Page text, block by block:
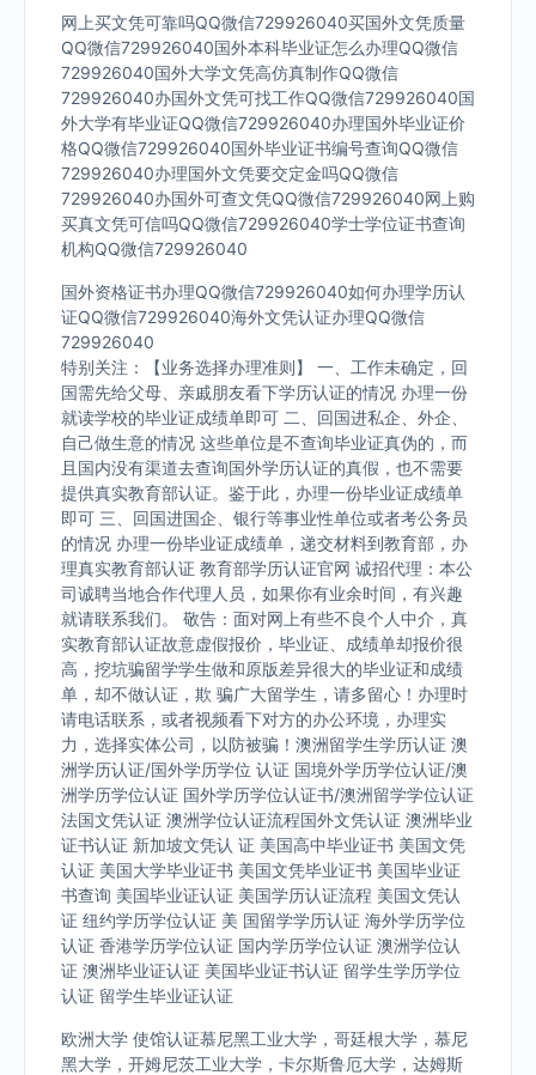
网上买文凭可靠吗QQ微信729926040买国外文凭质量
QQ微信729926040国外本科毕业证怎么办理QQ微信
729926040国外大学文凭高仿真制作QQ微信
729926040办国外文凭可找工作QQ微信729926040国
外大学有毕业证QQ微信729926040办理国外毕业证价
格QQ微信729926040国外毕业证书编号查询QQ微信
729926040办理国外文凭要交定金吗QQ微信
729926040办国外可查文凭QQ微信729926040网上购
买真文凭可信吗QQ微信729926040学士学位证书查询
机构QQ微信729926040
国外资格证书办理QQ微信729926040如何办理学历认
证QQ微信729926040海外文凭认证办理QQ微信
729926040
特别关注：【业务选择办理准则】 一、工作未确定，回
国需先给父母、亲戚朋友看下学历认证的情况 办理一份
就读学校的毕业证成绩单即可 二、回国进私企、外企、
自己做生意的情况 这些单位是不查询毕业证真伪的，而
且国内没有渠道去查询国外学历认证的真假，也不需要
提供真实教育部认证。鉴于此，办理一份毕业证成绩单
即可 三、回国进国企、银行等事业性单位或者考公务员
的情况 办理一份毕业证成绩单，递交材料到教育部，办
理真实教育部认证 教育部学历认证官网 诚招代理：本公
司诚聘当地合作代理人员，如果你有业余时间，有兴趣
就请联系我们。 敬告：面对网上有些不良个人中介，真
实教育部认证故意虚假报价，毕业证、成绩单却报价很
高，挖坑骗留学学生做和原版差异很大的毕业证和成绩
单，却不做认证，欺 骗广大留学生，请多留心！办理时
请电话联系，或者视频看下对方的办公环境，办理实
力，选择实体公司，以防被骗！澳洲留学生学历认证 澳
洲学历认证/国外学历学位 认证 国境外学历学位认证/澳
洲学历学位认证 国外学历学位认证书/澳洲留学学位认证
法国文凭认证 澳洲学位认证流程国外文凭认证 澳洲毕业
证书认证 新加坡文凭认 证 美国高中毕业证书 美国文凭
认证 美国大学毕业证书 美国文凭毕业证书 美国毕业证
书查询 美国毕业证认证 美国学历认证流程 美国文凭认
证 纽约学历学位认证 美 国留学学历认证 海外学历学位
认证 香港学历学位认证 国内学历学位认证 澳洲学位认
证 澳洲毕业证认证 美国毕业证书认证 留学生学历学位
认证 留学生毕业证认证
欧洲大学 使馆认证慕尼黑工业大学，哥廷根大学，慕尼
黑大学，开姆尼茨工业大学，卡尔斯鲁厄大学，达姆斯